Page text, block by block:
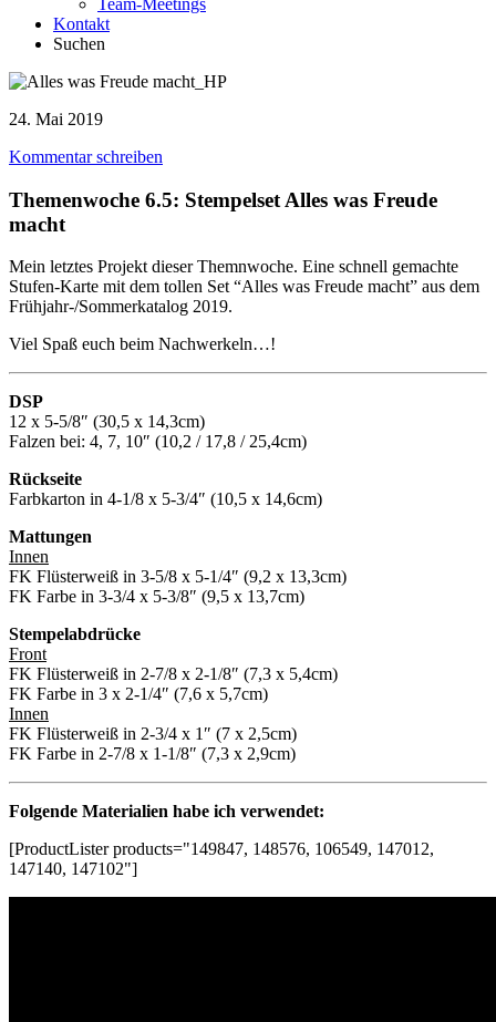
Team-Meetings
Kontakt
Suchen
24. Mai 2019
Kommentar schreiben
Themenwoche 6.5: Stempelset Alles was Freude
macht
Mein letztes Projekt dieser Themnwoche. Eine schnell gemachte
Stufen-Karte mit dem tollen Set “Alles was Freude macht” aus dem
Frühjahr-/Sommerkatalog 2019.
Viel Spaß euch beim Nachwerkeln…!
DSP
12 x 5-5/8″ (30,5 x 14,3cm)
Falzen bei: 4, 7, 10″ (10,2 / 17,8 / 25,4cm)
Rückseite
Farbkarton in 4-1/8 x 5-3/4″ (10,5 x 14,6cm)
Mattungen
Innen
FK Flüsterweiß in 3-5/8 x 5-1/4″ (9,2 x 13,3cm)
FK Farbe in 3-3/4 x 5-3/8″ (9,5 x 13,7cm)
Stempelabdrücke
Front
FK Flüsterweiß in 2-7/8 x 2-1/8″ (7,3 x 5,4cm)
FK Farbe in 3 x 2-1/4″ (7,6 x 5,7cm)
Innen
FK Flüsterweiß in 2-3/4 x 1″ (7 x 2,5cm)
FK Farbe in 2-7/8 x 1-1/8″ (7,3 x 2,9cm)
Folgende Materialien habe ich verwendet:
[ProductLister products="149847, 148576, 106549, 147012,
147140, 147102"]